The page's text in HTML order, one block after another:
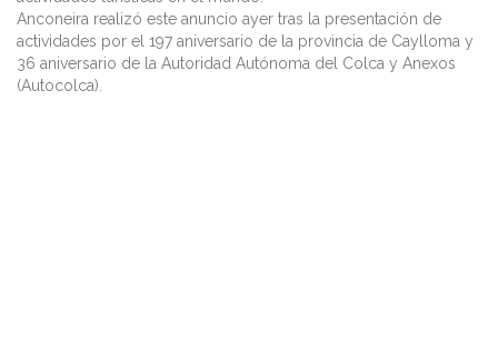
Anconeira realizó este anuncio ayer tras la presentación de
actividades por el 197 aniversario de la provincia de Caylloma y
36 aniversario de la Autoridad Autónoma del Colca y Anexos
(Autocolca).